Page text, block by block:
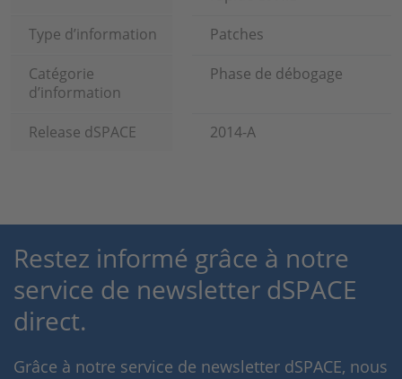
Type d’information
Patches
Catégorie
d’information
Phase de débogage
Release dSPACE 2014-A
Restez informé grâce à notre
service de newsletter dSPACE
direct.
Grâce à notre service de newsletter dSPACE, nous